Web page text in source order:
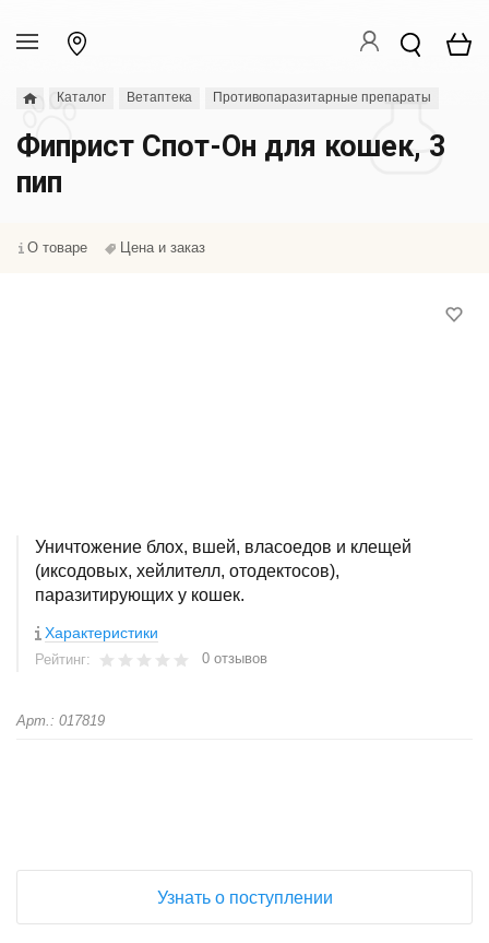
Каталог Ветаптека Противопаразитарные препараты
Фиприст Спот-Он для кошек, 3
пип
О товаре Цена и заказ
Уничтожение блох, вшей, власоедов и клещей
(иксодовых, хейлителл, отодектосов),
паразитирующих у кошек.
Характеристики
Рейтинг: 0 отзывов
Арт.: 017819
Узнать о поступлении